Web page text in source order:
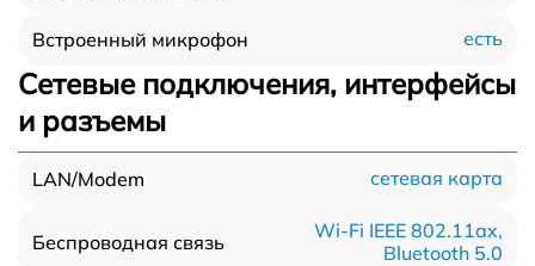
Встроенный микрофон есть
Сетевые подключения, интерфейсы
и разъемы
LAN/Modem сетевая карта
Беспроводная связь
Wi-Fi IEEE 802.11ax,
Bluetooth 5.0